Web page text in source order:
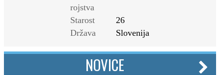
rojstva
Starost
26
Država
Slovenija
NOVICE